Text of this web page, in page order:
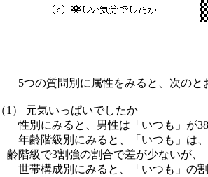
5つの質問別に属性をみると、次のと
（1） 元気いっぱいでしたか
性別にみると、男性は「いつも」が
年齢階級別にみると、「いつも」は
齢階級で3割強の割合で差が少ないが、
世帯構成別にみると、「いつも」の